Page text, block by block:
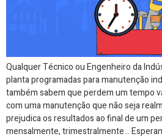
Qualquer Técnico ou Engenheiro da
planta programadas para manutenção
também sabem que perdem um tempo
com uma manutenção que não seja
prejudica os resultados ao final de um
mensalmente, trimestralmente…